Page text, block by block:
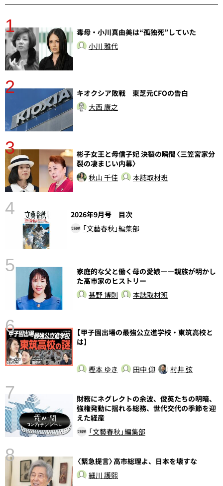
1
毒母・小川真由美は“孤独死”していた
小川 雅代
2
キオクシア敗戦 東芝元CFOの告白
大西 康之
3
彬子女王と母信子妃 決裂の瞬間〈三笠宮家分
裂の凄まじい内幕〉
秋山 千佳
本誌取材班
4
2026年9月号 目次
「文藝春秋」編集部
5
家庭的な父と働く母の愛娘――親族が明かし
た高市家のヒストリー
甚野 博則
本誌取材班
6
【甲子園出場の最強公立進学校・東筑高校と
は】
樫本 ゆき 田中 仰 村井 弦
7
財務にネグレクトの余波、俊英たちの明暗、
強権発動に揺れる総務、世代交代の季節を迎
えた経産
「文藝春秋」編集部
8
〈緊急提言〉高市総理よ、日本を壊すな
細川 護熙